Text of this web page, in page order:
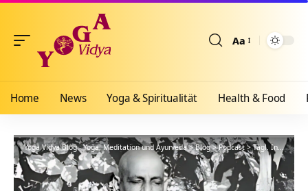
Aa
Home News Yoga & Spiritualität Health & Food
Yoga Vidya Blog - Yoga, Meditation und Ayurveda>Blog>Podcast>Tägl. Inspiration